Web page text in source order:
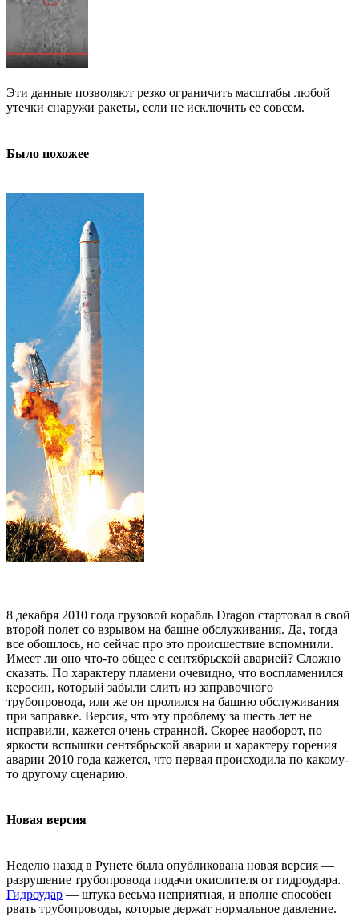
Эти данные позволяют резко ограничить масштабы любой
утечки снаружи ракеты, если не исключить ее совсем.
Было похожее
8 декабря 2010 года грузовой корабль Dragon стартовал в свой
второй полет со взрывом на башне обслуживания. Да, тогда
все обошлось, но сейчас про это происшествие вспомнили.
Имеет ли оно что-то общее с сентябрьской аварией? Сложно
сказать. По характеру пламени очевидно, что воспламенился
керосин, который забыли слить из заправочного
трубопровода, или же он пролился на башню обслуживания
при заправке. Версия, что эту проблему за шесть лет не
исправили, кажется очень странной. Скорее наоборот, по
яркости вспышки сентябрьской аварии и характеру горения
аварии 2010 года кажется, что первая происходила по какому-
то другому сценарию.
Новая версия
Неделю назад в Рунете была опубликована новая версия —
разрушение трубопровода подачи окислителя от гидроудара.
Гидроудар — штука весьма неприятная, и вполне способен
рвать трубопроводы, которые держат нормальное давление.